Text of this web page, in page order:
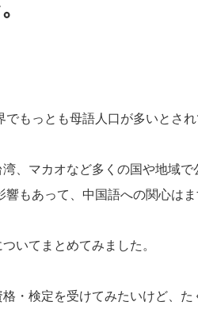
もっとも母語人口が多いとされ
湾、マカオなど多くの国や地
もあって、中国語への関心はま
いてまとめてみました。
・検定を受けてみたいけど、